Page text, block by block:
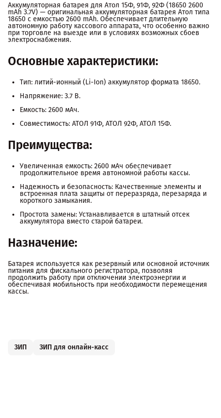
Аккумуляторная батарея для Атол 15Ф, 91Ф, 92Ф (18650 2600
mAh 3.7V) — оригинальная аккумуляторная батарея Атол типа
18650 с емкостью 2600 mAh. Обеспечивает длительную
автономную работу кассового аппарата, что особенно важно
при торговле на выезде или в условиях возможных сбоев
электроснабжения.
Основные характеристики:
Тип: литий-ионный (Li-Ion) аккумулятор формата 18650.
Напряжение: 3.7 В.
Емкость: 2600 мАч.
Совместимость: АТОЛ 91Ф, АТОЛ 92Ф, АТОЛ 15Ф.
Преимущества:
Увеличенная емкость: 2600 мАч обеспечивает
продолжительное время автономной работы кассы.
Надежность и безопасность: Качественные элементы и
встроенная плата защиты от переразряда, перезаряда и
короткого замыкания.
Простота замены: Устанавливается в штатный отсек
аккумулятора вместо старой батареи.
Назначение:
Батарея используется как резервный или основной источник
питания для фискального регистратора, позволяя
продолжить работу при отключении электроэнергии и
обеспечивая мобильность при необходимости перемещения
кассы.
ЗИП ЗИП для онлайн-касс